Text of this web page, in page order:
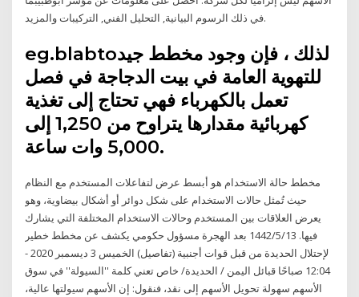
في ذلك الرسوم البيانية, التحليل الفني, التركيبات والمزيد.
eg.blabtoلذلك ، فإن وجود مخطط جيد
للتهوية العامة في بيت الدجاجة في فصل
تعمل بالكهرباء فهي تحتاج إلى تغذية
كهربائية مقدارها يتراوح من 1,250 إلى
5,000 وات ساعة.
مخطط حالة الاستخدام هو أبسط عرض لتفاعلات المستخدم مع النظام
حيث تُمثل حالات الاستخدام على شكل دوائر أو أشكال بيضاوية، وهو
يعرض العلاقات بين المستخدم وحالات الاستخدام المختلفة التي يشارك
فيها. 13‏‏/5‏‏/1442 بعد الهجرة مسؤول حكومي يكشف عن مخطط خطير
لإحتلال الحديدة من قبل قوات أجنبية (تفاصيل) الخميس 3 ديسمبر 2020 -
12:04 صباحًا قبائل اليمن / الحديدة/ خاص تعني كلمة ''السيولة'' في سوق
الأسهم سهولة تحويل الأسهم إلى نقد، فنقول: إن الأسهم سيولتها عالية،